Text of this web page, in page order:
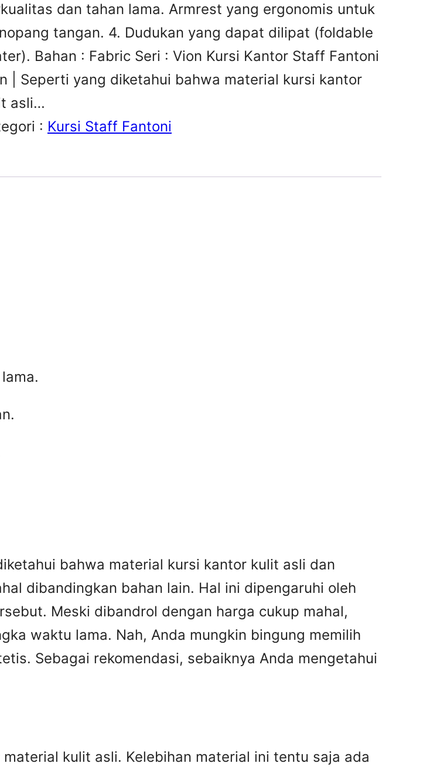
dan tahan lama. Armrest yang ergonomis untuk
tangan. 4. Dudukan yang dapat dilipat (foldable
Bahan : Fabric Seri : Vion Kursi Kantor Staff Fantoni
| Seperti yang diketahui bahwa material kursi kantor
asli…
: Kursi Staff Fantoni
bahwa material kursi kantor kulit asli dan
dibandingkan bahan lain. Hal ini dipengaruhi oleh
Meski dibandrol dengan harga cukup mahal,
waktu lama. Nah, Anda mungkin bingung memilih
Sebagai rekomendasi, sebaiknya Anda mengetahui
kulit asli. Kelebihan material ini tentu saja ada